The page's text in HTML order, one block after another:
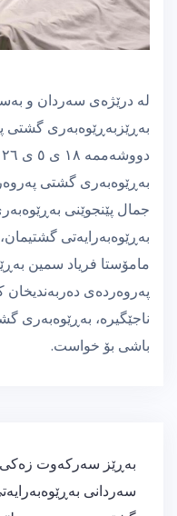
لە درێژەی سەردان و
بەڕێزبەڕێوەبەری گشتی
بەڕێوەبەری گشتی
جمال پێنجوێنی
بەڕێوەبەرایەتی
مامۆستا فریاد سمین
پەروەردەی دەربەندیخان
ناجێگیرە، بەڕێوەبەری
باشی بۆ خواست.
ڕێدۆزیی
بابەت
بەڕێز سەرکەوت زەکی
سەردانی